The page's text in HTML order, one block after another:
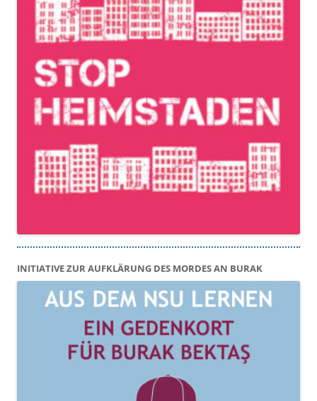
INITIATIVE ZUR AUFKLÄRUNG DES MORDES AN BURAK